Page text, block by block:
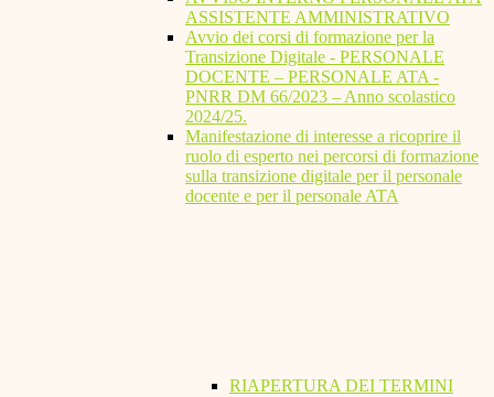
ASSISTENTE AMMINISTRATIVO
Avvio dei corsi di formazione per la
Transizione Digitale - PERSONALE
DOCENTE – PERSONALE ATA -
PNRR DM 66/2023 – Anno scolastico
2024/25.
Manifestazione di interesse a ricoprire il
ruolo di esperto nei percorsi di formazione
sulla transizione digitale per il personale
docente e per il personale ATA
RIAPERTURA DEI TERMINI